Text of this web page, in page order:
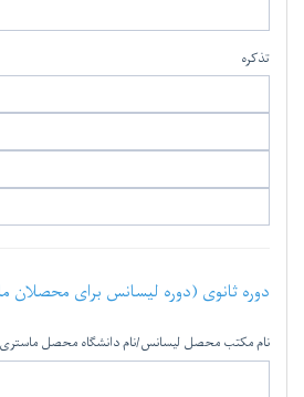
تذکره
دوره ثانوی (دوره لیسانس برای محصلان
نام مکتب محصل لیسانس/نام دانشگاه محصل ماستری